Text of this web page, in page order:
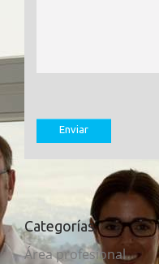
Categorías
Área profesional